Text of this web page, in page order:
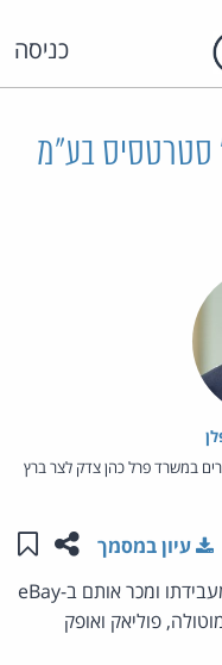
כניסה
במשרד פרל כהן צדק לצר ברץ
שתפו
עיון במסמך
נדחה ערעורו של עובד שגנב מוצרים ממעבידתו ומכר אותם ב-eBay
פוליאק ואופק